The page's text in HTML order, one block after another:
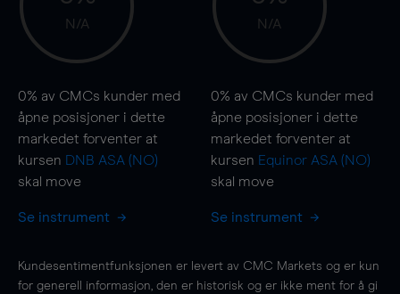
N/A
0% av CMCs kunder med
åpne posisjoner i dette
markedet forventer at
kursen DNB ASA (NO)
skal move
Se instrument
N/A
0% av CMCs kunder med
åpne posisjoner i dette
markedet forventer at
kursen Equinor ASA (NO)
skal move
Se instrument
Kundesentimentfunksjonen er levert av CMC Markets og er kun
for generell informasjon, den er historisk og er ikke ment for å gi